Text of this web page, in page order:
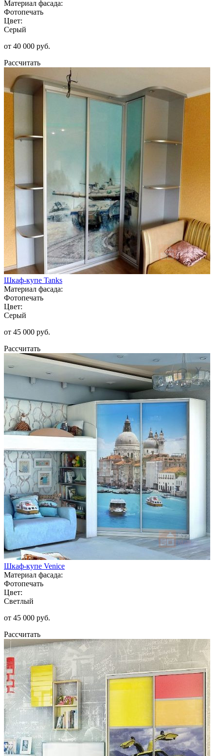
Материал фасада:
Фотопечать
Цвет:
Серый
от 40 000 руб.
Рассчитать
Шкаф-купе Tanks
Материал фасада:
Фотопечать
Цвет:
Серый
от 45 000 руб.
Рассчитать
Шкаф-купе Venice
Материал фасада:
Фотопечать
Цвет:
Светлый
от 45 000 руб.
Рассчитать